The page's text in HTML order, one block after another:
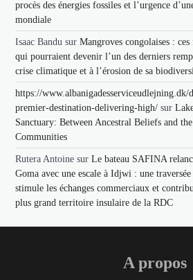
procès des énergies fossiles et l’urgence
mondiale
Isaac Bandu surMangroves congolaises :
qui pourraient devenir l’un des derniers
crise climatique et à l’érosion de sa
https://www.albanigadesserviceudlejning.dk/
premier-destination-delivering-high/ sur
Sanctuary: Between Ancestral Beliefs and
Communities
Rutera Antoine surLe bateau SAFINA
Goma avec une escale à Idjwi : une
stimule les échanges commerciaux et
plus grand territoire insulaire de la RDC
A propos